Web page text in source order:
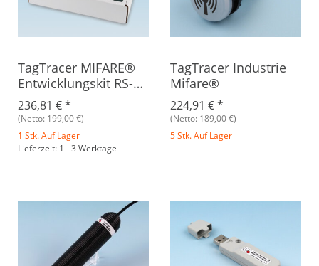
TagTracer MIFARE®
Entwicklungskit RS-
232
236,81 €*
(Netto: 199,00 €)
1 Stk. Auf Lager
Lieferzeit: 1 - 3 Werktage
TagTracer Industrie
Mifare®
224,91 €*
(Netto: 189,00 €)
5 Stk. Auf Lager